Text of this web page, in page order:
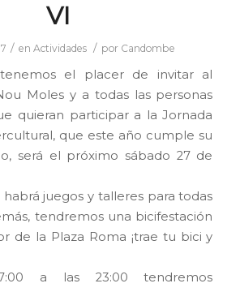
VI
/ enActividades / por Candombe
el placer de invitar al
Moles y a todas las personas
quieran participar a la Jornada
que este año cumple su
será el próximo sábado 27 de
habrá juegos y talleres para todas
tendremos una bicifestación
de la Plaza Roma ¡trae tu bici y
a las 23:00 tendremos